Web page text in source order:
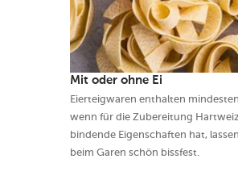
Mit oder ohne Ei
Eierteigwaren enthalten
wenn für die Zubereitung
bindende Eigenschaften hat,
beim Garen schön bissfest.